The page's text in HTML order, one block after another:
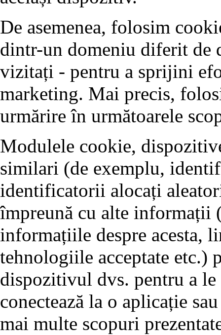
De asemenea, folosim
dintr-un domeniu diferit de
vizitați - pentru a sprijini
marketing. Mai precis,
urmărire în următoarele
Modulele cookie,
similari (de exemplu,
identificatorii alocați
împreună cu alte informații
informațiile despre acesta,
tehnologiile acceptate etc.)
dispozitivul dvs. pentru a le
conectează la o aplicație
mai multe scopuri